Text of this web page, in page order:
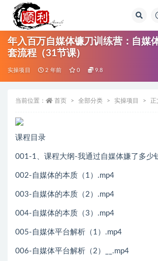
年入百万自媒体镰刀训练营：自媒
套流程（31节课）
实操项目 2 年前 0 9.8
当前位置： 首页 全部分类 实操项目 正
课程目录
001-1、课程大纲-我通过自媒体嫌了多少
002-自媒体的本质（1）.mp4
003-自媒体的本质（2）.mp4
004-自媒体的本质（3）.mp4
005-自媒体平台解析（1）.mp4
006-自媒体平台解析（2）__.mp4
全部